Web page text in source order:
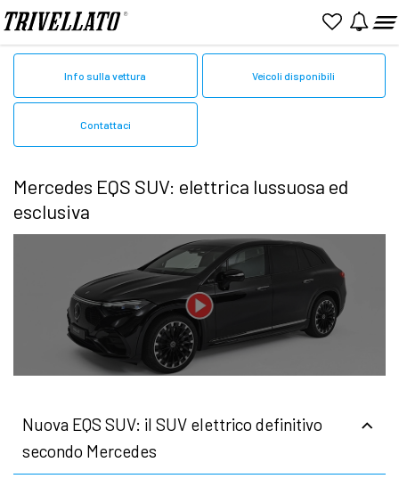
Home Mercedes
Info sulla vettura Veicoli disponibili
Contattaci
Mercedes EQS SUV: elettrica lussuosa ed
esclusiva
Nuova EQS SUV: il SUV elettrico definitivo
secondo Mercedes